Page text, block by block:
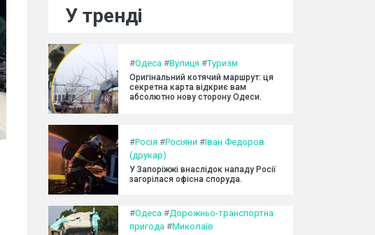
У тренді
#Одеса #Вулиця #Туризм
Оригінальний котячий маршрут: ця
секретна карта відкриє вам
абсолютно нову сторону Одеси.
#Росія #Росіяни #Іван Федоров
(друкар)
У Запоріжжі внаслідок нападу Росії
загорілася офісна споруда.
#Одеса #Дорожньо-транспортна
пригода #Миколаїв